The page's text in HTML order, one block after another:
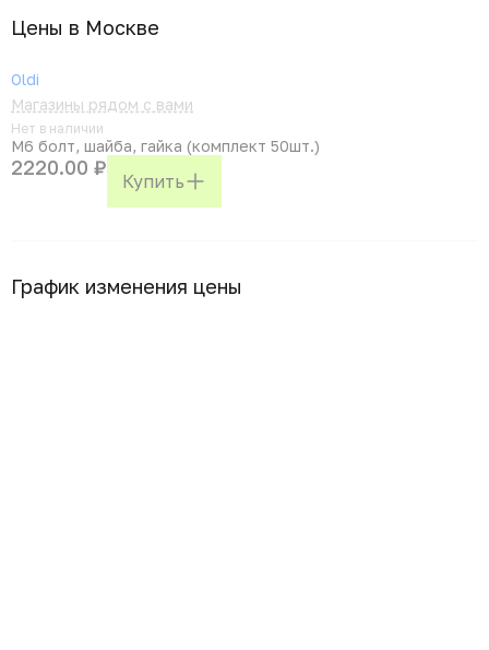
Цены в Москвe
Oldi
Магазины рядом с вами
Нет в наличии
М6 болт, шайба, гайка (комплект 50шт.)
2220.00 ₽
Купить
График изменения цены